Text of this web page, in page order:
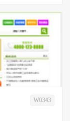
W0343